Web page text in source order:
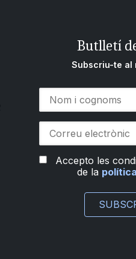
Butlletí
Subscriu-te al
Accepto les
de la